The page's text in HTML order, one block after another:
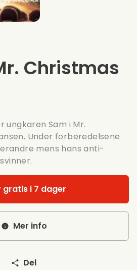
Christmas
ungkaren Sam i Mr.
Under forberedelsene
mens hans anti-
gratis i 7 dager
Mer info
Del